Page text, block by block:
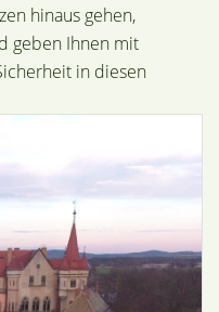
hinaus gehen,
geben Ihnen mit
in diesen